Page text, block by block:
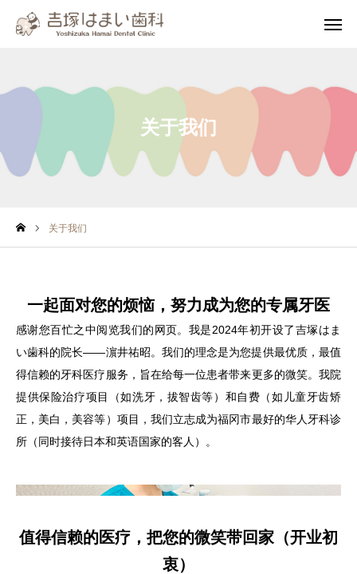
关于我们
关于我们
一起面对您的烦恼，努力成为您的专属牙医
感谢您百忙之中阅览我们的网页。我是2024年初开设了吉塚はま
い歯科的院长——濵井祐昭。我们的理念是为您提供最优质，最值
得信赖的牙科医疗服务，旨在给每一位患者带来更多的微笑。我院
提供保险治疗项目（如洗牙，拔智齿等）和自费（如儿童牙齿矫
正，美白，美容等）项目，我们立志成为福冈市最好的华人牙科诊
所（同时接待日本和英语国家的客人）。
值得信赖的医疗，把您的微笑带回家（开业初
衷）
WEB予約 LINE診察券
診療案内
English
アクセス・診療時間
診療案内
求人情報
English